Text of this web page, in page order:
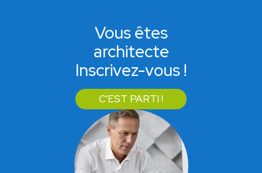
Vous êtes
architecte
Inscrivez-vous !
C'EST PARTI !